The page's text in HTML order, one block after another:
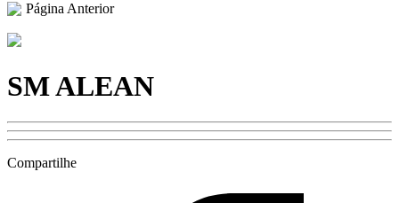
Página Anterior
SM ALEAN
Compartilhe